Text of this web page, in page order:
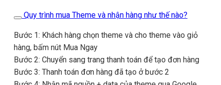
Quy trình mua Theme và nhận hàng như thế nào?
Bước 1: Khách hàng chọn theme và cho theme vào giỏ
hàng, bấm nút Mua Ngay
Bước 2: Chuyển sang trang thanh toán để tạo đơn hàng
Bước 3: Thanh toán đơn hàng đã tạo ở bước 2